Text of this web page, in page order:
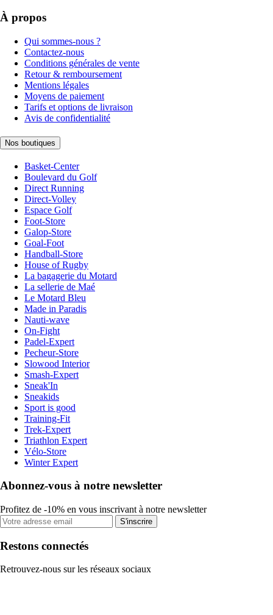
À propos
Qui sommes-nous ?
Contactez-nous
Conditions générales de vente
Retour & remboursement
Mentions légales
Moyens de paiement
Tarifs et options de livraison
Avis de confidentialité
Nos boutiques
Basket-Center
Boulevard du Golf
Direct Running
Direct-Volley
Espace Golf
Foot-Store
Galop-Store
Goal-Foot
Handball-Store
House of Rugby
La bagagerie du Motard
La sellerie de Maé
Le Motard Bleu
Made in Paradis
Nauti-wave
On-Fight
Padel-Expert
Pecheur-Store
Slowood Interior
Smash-Expert
Sneak'In
Sneakids
Sport is good
Training-Fit
Trek-Expert
Triathlon Expert
Vélo-Store
Winter Expert
Abonnez-vous à notre newsletter
Profitez de -10% en vous inscrivant à notre newsletter
S'inscrire
Restons connectés
Retrouvez-nous sur les réseaux sociaux